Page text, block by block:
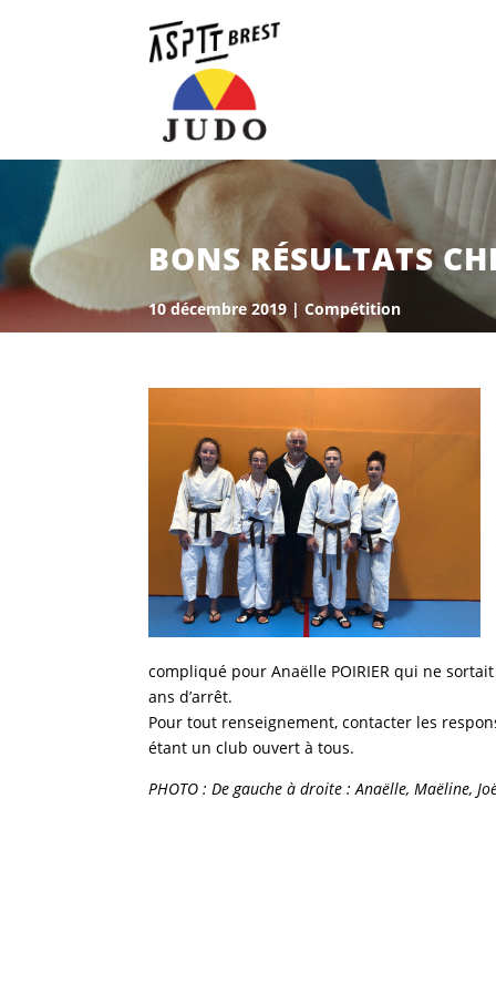
BONS RÉSULTATS
10 décembre 2019 |Compétition
compliqué pour Anaëlle POIRIER qui ne
ans d’arrêt.
Pour tout renseignement, contacter les
étant un club ouvert à tous.
PHOTO : De gauche à droite : Anaëlle, Maëline,